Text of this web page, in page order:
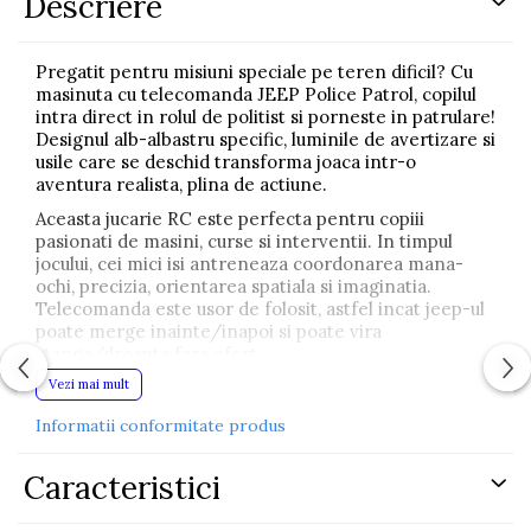
Pregatit pentru misiuni speciale pe teren dificil? Cu
masinuta cu telecomanda JEEP Police Patrol, copilul
intra direct in rolul de politist si porneste in patrulare!
Designul alb-albastru specific, luminile de avertizare si
usile care se deschid transforma joaca intr-o
aventura realista, plina de actiune.
Aceasta jucarie RC este perfecta pentru copiii
pasionati de masini, curse si interventii. In timpul
jocului, cei mici isi antreneaza coordonarea mana-
ochi, precizia, orientarea spatiala si imaginatia.
Telecomanda este usor de folosit, astfel incat jeep-ul
poate merge inainte/inapoi si poate vira
stanga/dreapta fara efort.
Efectele luminoase si “girofarurile” aduc un plus de
interferentelor in timpul jocului. Masinuta este
(inclus), iar telecomanda functioneaza cu 2 baterii AA
(nu sunt incluse).
Vezi mai mult
Informatii conformitate produs
Caracteristici